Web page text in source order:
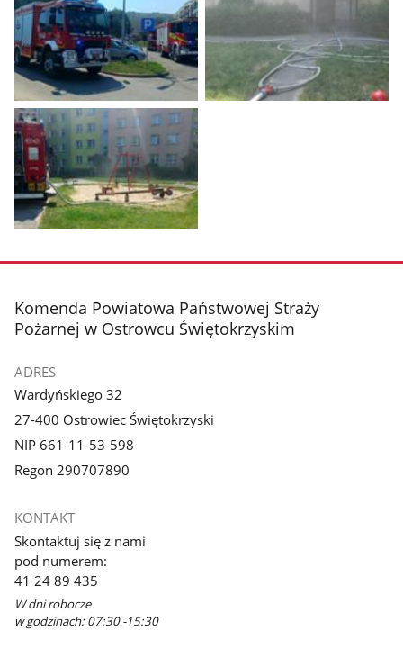
Pokaż
zdjęcie
1
z
galerii.
zdjęcie
galerii.
stopka
Komenda Powiatowa Państwowej Straży
Pożarnej w Ostrowcu Świętokrzyskim
ADRES
Wardyńskiego 32
27-400 Ostrowiec Świętokrzyski
NIP 661-11-53-598
Regon 290707890
KONTAKT
Skontaktuj się z nami
pod numerem:
41 24 89 435
W dni robocze
w godzinach: 07:30 -15:30